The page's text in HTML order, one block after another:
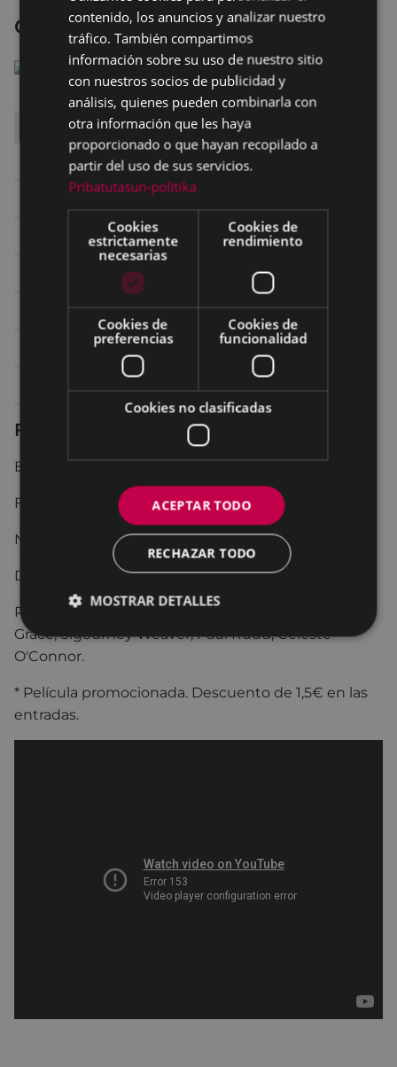
Cazafantasmas.Más allá
HORA SALA
Sábado 4 17:00 SALA 1 ARETOA
19:45
Sábado 4 22:30 ANTZOKIA TEATRO
17:00 ANTZOKIA TEATRO
Domingo 5 20:00 ANTZOKIA TEATRO
17:00 ANTZOKIA TEATRO
Ficha técnica
EE.UU 2021 124 min
Fantástico.
No recomendada para menores de 12 años.
Dirección: Jason Reitman
Reparto:
Grace, Sigourney Weaver, Paul Rudd, Celeste
O'Connor.
* Película promocionada. Descuento de 1,5€ en las
entradas.
SPANISH
contenido, los anuncios y analizar nuestro
tráfico. También compartimos
información sobre su uso de nuestro sitio
con nuestros socios de publicidad y
análisis, quienes pueden combinarla con
otra información que les haya
proporcionado o que hayan recopilado a
partir del uso de sus servicios.
Pribatutasun-politika
Cookies
estrictamente
necesarias
Cookies de
rendimiento
Cookies de
preferencias
Cookies de
funcionalidad
Cookies no clasificadas
ACEPTAR TODO
RECHAZAR TODO
MOSTRAR DETALLES